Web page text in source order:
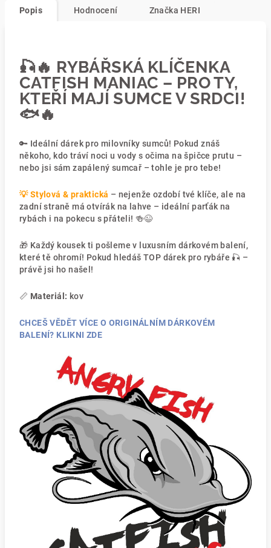
Popis Hodnocení Značka HERI
🎣🔥 RYBÁŘSKÁ KLÍČENKA
CATFISH MANIAC – PRO TY,
KTEŘÍ MAJÍ SUMCE V SRDCI!
🐟🔥
🔑 Ideální dárek pro milovníky sumců! Pokud znáš
někoho, kdo tráví noci u vody s očima na špičce prutu –
nebo jsi sám zapálený sumcař – tohle je pro tebe!
💡 Stylová & praktická – nejenže ozdobí tvé klíče, ale na
zadní straně má otvírák na lahve – ideální parťák na
rybách i na pokecu s přáteli! 🍻😉
🎁 Každý kousek ti pošleme v luxusním dárkovém balení,
které tě ohromí! Pokud hledáš TOP dárek pro rybáře 🎣 –
právě jsi ho našel!
📏 Materiál: kov
CHCEŠ VĚDĚT VÍCE O ORIGINÁLNÍM DÁRKOVÉM
BALENÍ? KLIKNI ZDE